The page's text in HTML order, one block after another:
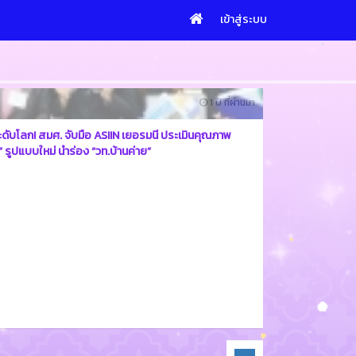
เข้าสู่ระบบ
1 ปี ที่ผ่านมา
ดับโลก! สมศ. จับมือ ASIIN เยอรมนี ประเมินคุณภาพ
รูปแบบใหม่ นำร่อง “วท.บ้านค่าย”